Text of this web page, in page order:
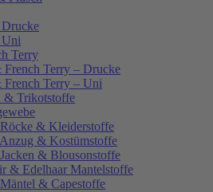
Drucke
Uni
Terry
French Terry – Drucke
French Terry – Uni
& Trikotstoffe
& Kleiderstoffe
& Kostümstoffe
& Blousonstoffe
& Edelhaar Mantelstoffe
& Capestoffe